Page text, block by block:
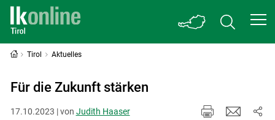
Tirol Aktuelles
Für die Zukunft stärken
17.10.2023 | von Judith Haaser